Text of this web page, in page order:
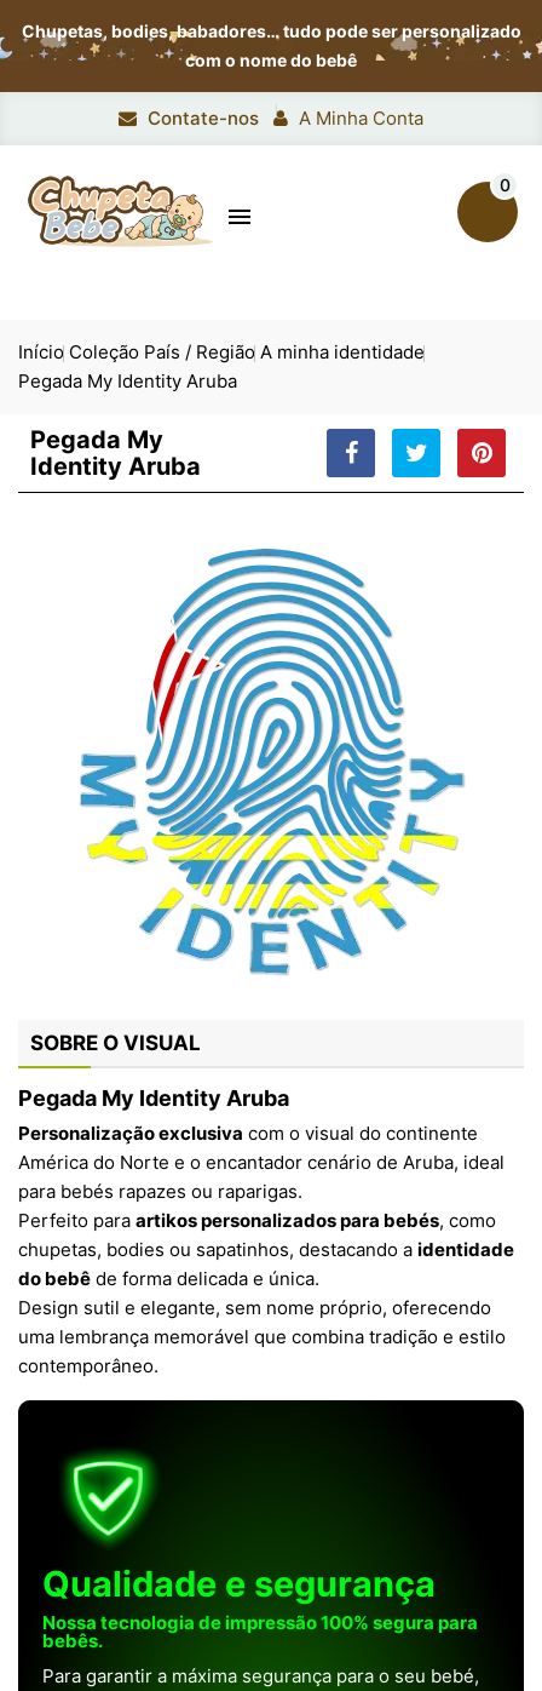
Chupetas, bodies, babadores…tudo pode ser personalizado
com o nome do bebê
Contate-nos A Minha Conta

0
Início Coleção País / Região A minha identidade
Pegada My Identity Aruba
Pegada My
Identity Aruba
SOBRE O VISUAL
Pegada My Identity Aruba
Personalização exclusiva com o visual do continente
América do Norte e o encantador cenário de Aruba, ideal
para bebés rapazes ou raparigas.
Perfeito para artikos personalizados para bebés, como
chupetas, bodies ou sapatinhos, destacando a identidade
do bebê de forma delicada e única.
Design sutil e elegante, sem nome próprio, oferecendo
uma lembrança memorável que combina tradição e estilo
contemporâneo.
Qualidade e segurança
Nossa tecnologia de impressão 100% segura para
bebês.
Para garantir a máxima segurança para o seu bebé,